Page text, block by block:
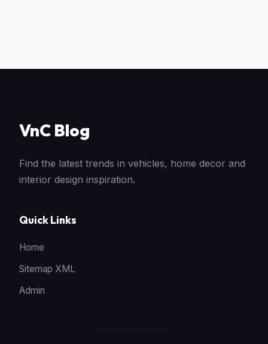
VnC Blog
Find the latest trends in vehicles, home decor and
interior design inspiration.
Quick Links
Home
Sitemap XML
Admin